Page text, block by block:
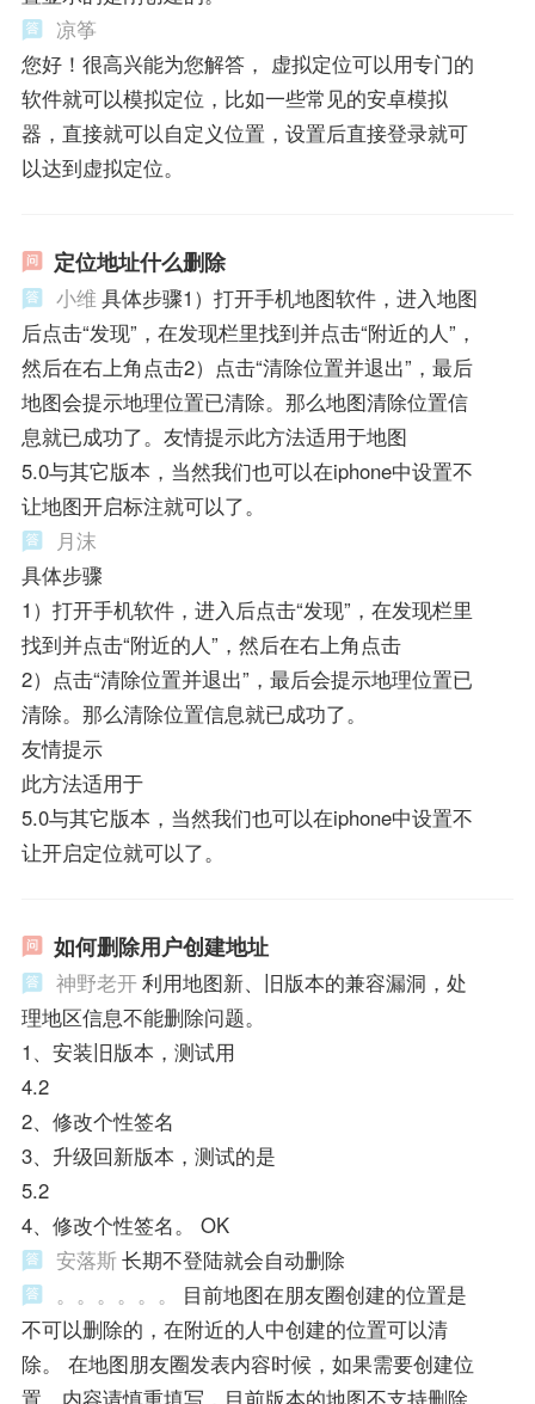
凉筝
您好！很高兴能为您解答， 虚拟定位可以用专门的
软件就可以模拟定位，比如一些常见的安卓模拟
器，直接就可以自定义位置，设置后直接登录就可
以达到虚拟定位。
定位地址什么删除
小维 具体步骤1）打开手机地图软件，进入地图
后点击“发现”，在发现栏里找到并点击“附近的人”，
然后在右上角点击2）点击“清除位置并退出”，最后
地图会提示地理位置已清除。那么地图清除位置信
息就已成功了。友情提示此方法适用于地图
5.0与其它版本，当然我们也可以在iphone中设置不
让地图开启标注就可以了。
月沫
具体步骤
1）打开手机软件，进入后点击“发现”，在发现栏里
找到并点击“附近的人”，然后在右上角点击
2）点击“清除位置并退出”，最后会提示地理位置已
清除。那么清除位置信息就已成功了。
友情提示
此方法适用于
5.0与其它版本，当然我们也可以在iphone中设置不
让开启定位就可以了。
如何删除用户创建地址
神野老开利用地图新、旧版本的兼容漏洞，处
理地区信息不能删除问题。
1、安装旧版本，测试用
4.2
2、修改个性签名
3、升级回新版本，测试的是
5.2
4、修改个性签名。 OK
安落斯长期不登陆就会自动删除
。。。。。。
目前地图在朋友圈创建的位置是
不可以删除的，在附近的人中创建的位置可以清
除。 在地图朋友圈发表内容时候，如果需要创建位
置、内容请慎重填写，目前版本的地图不支持删除